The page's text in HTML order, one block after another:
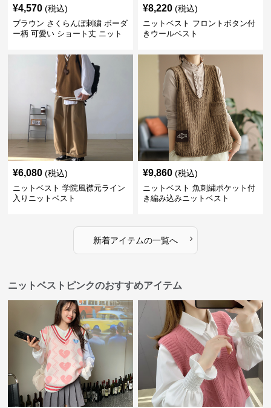
¥4,570 (税込)
ブラウン さくらんぼ刺繍 ボーダ
ー柄 可愛い ショート丈 ニット
¥8,220 (税込)
ニットベスト フロントボタン付
きウールベスト
¥6,080 (税込)
ニットベスト 学院風襟元ライン
入りニットベスト
¥9,860 (税込)
ニットベスト 魚刺繍ポケット付
き編み込みニットベスト
新着アイテムの一覧へ ›
ニットベストピンクのおすすめアイテム